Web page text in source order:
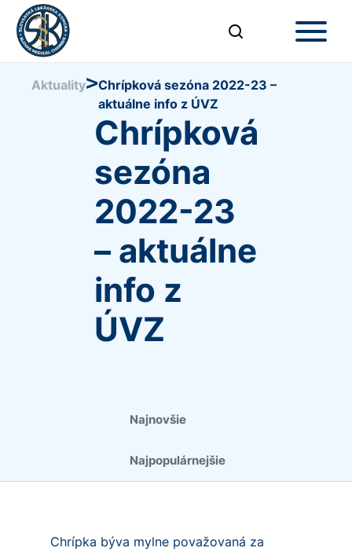
Aktuality>Chrípková sezóna 2022-23 –
aktuálne info z ÚVZ
Chrípková
sezóna
2022-23
– aktuálne
info z
ÚVZ
Najnovšie
Najpopulárnejšie
Chrípka býva mylne považovaná za